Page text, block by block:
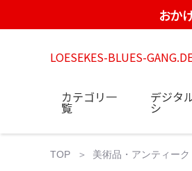
おか
LOESEKES-BLUES-
カテゴリ一
覧
デジタ
シ
TOP 美術品・アンティー